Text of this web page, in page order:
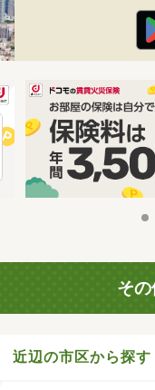
そ
近辺の市区から探す